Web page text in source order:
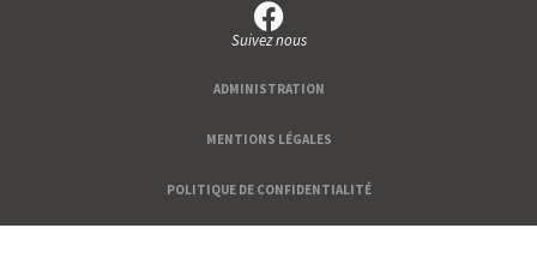
Suivez nous
ADMINISTRATION
MENTIONS LÉGALES
POLITIQUE DE CONFIDENTIALITÉ